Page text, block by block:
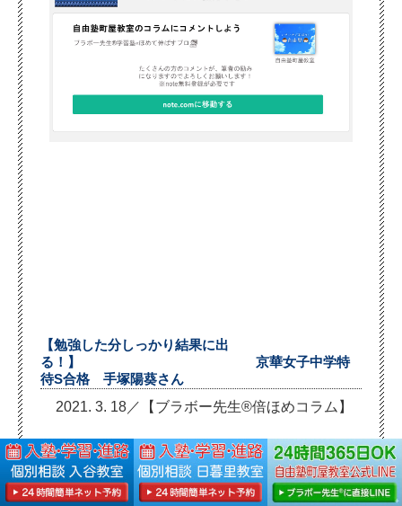
【勉強した分しっかり結果に出
る！】 京華女子中学特
待S合格 手塚陽葵さん
2021. 3. 18／【ブラボー先生®倍ほめコラム】
自由塾にはいってよかったことは、先生